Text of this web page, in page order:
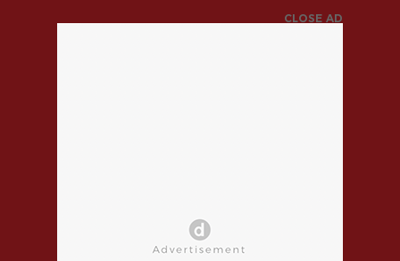
CLOSE AD